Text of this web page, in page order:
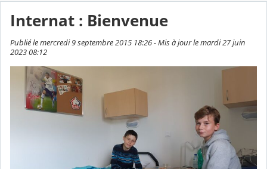
Internat : Bienvenue
Publié le mercredi 9 septembre 2015 18:26 - Mis à jour le mardi 27 juin
2023 08:12